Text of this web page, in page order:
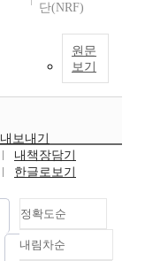
단(NRF)
원문
보기
내보내기
내책장담기
한글로보기
정확도순
정확도
내림차순